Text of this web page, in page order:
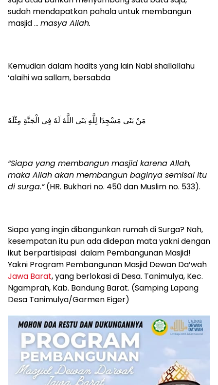
sudah mendapatkan pahala untuk membangun
masjid … masya Allah.
Kemudian dalam hadits yang lain Nabi shallallahu
‘alaihi wa sallam, bersabda
مَنْ بَنَى مَسْجِدًا لِلَّهِ بَنَى اللَّهُ لَهُ فِى الْجَنَّةِ مِثْلَهُ
“Siapa yang membangun masjid karena Allah,
maka Allah akan membangun baginya semisal itu
di surga.”(HR. Bukhari no. 450 dan Muslim no. 533).
Siapa yang ingin dibangunkan rumah di Surga? Nah,
kesempatan itu pun ada didepan mata yakni dengan
ikut berpartisipasi dalam Pembangunan Masjid!
Yakni Program Pembangunan Masjid Dewan Da’wah
Jawa Barat, yang berlokasi di Desa. Tanimulya, Kec.
Ngamprah, Kab. Bandung Barat. (Samping Lapang
Desa Tanimulya/Garmen Eiger)